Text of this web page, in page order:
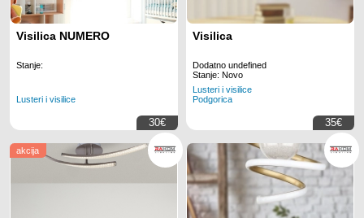
Visilica NUMERO
Stanje:
Lusteri i visilice
30€
Visilica
Dodatno undefined
Stanje: Novo
Lusteri i visilice
Podgorica
35€
akcija